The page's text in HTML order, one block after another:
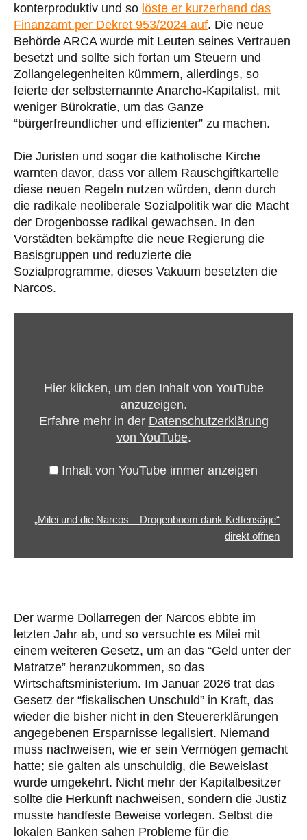
konterproduktiv und so löste er kurzerhand das
Finanzamt per Dekret 953/2024 auf. Die neue
Behörde ARCA wurde mit Leuten seines Vertrauen
besetzt und sollte sich fortan um Steuern und
Zollangelegenheiten kümmern, allerdings, so
feierte der selbsternannte Anarcho-Kapitalist, mit
weniger Bürokratie, um das Ganze
“bürgerfreundlicher und effizienter” zu machen.
Die Juristen und sogar die katholische Kirche
warnten davor, dass vor allem Rauschgiftkartelle
diese neuen Regeln nutzen würden, denn durch
die radikale neoliberale Sozialpolitik war die Macht
der Drogenbosse radikal gewachsen. In den
Vorstädten bekämpfte die neue Regierung die
Basisgruppen und reduzierte die
Sozialprogramme, dieses Vakuum besetzten die
Narcos.
Hier klicken, um den Inhalt von YouTube
anzuzeigen.
Erfahre mehr in der Datenschutzerklärung
von YouTube.
Inhalt von YouTube immer anzeigen
„Milei und die Narcos – Drogenboom dank Kettensäge“
direkt öffnen
Der warme Dollarregen der Narcos ebbte im
letzten Jahr ab, und so versuchte es Milei mit
einem weiteren Gesetz, um an das “Geld unter der
Matratze” heranzukommen, so das
Wirtschaftsministerium. Im Januar 2026 trat das
Gesetz der “fiskalischen Unschuld” in Kraft, das
wieder die bisher nicht in den Steuererklärungen
angegebenen Ersparnisse legalisiert. Niemand
muss nachweisen, wie er sein Vermögen gemacht
hatte; sie galten als unschuldig, die Beweislast
wurde umgekehrt. Nicht mehr der Kapitalbesitzer
sollte die Herkunft nachweisen, sondern die Justiz
musste handfeste Beweise vorlegen. Selbst die
lokalen Banken sahen Probleme für die